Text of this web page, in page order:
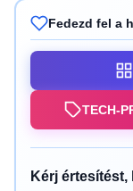
Fedezd fel a
TECH-
Kérj